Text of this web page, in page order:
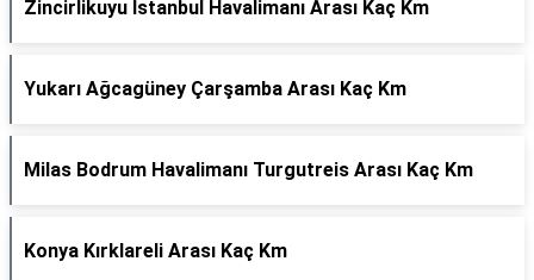
Zincirlikuyu İstanbul Havalimanı Arası Kaç Km
Yukarı Ağcagüney Çarşamba Arası Kaç Km
Milas Bodrum Havalimanı Turgutreis Arası Kaç Km
Konya Kırklareli Arası Kaç Km